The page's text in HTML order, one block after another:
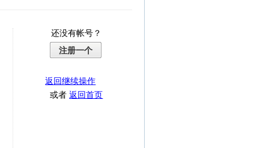
还没有帐号？
注册一个
返回继续操作
或者返回首页